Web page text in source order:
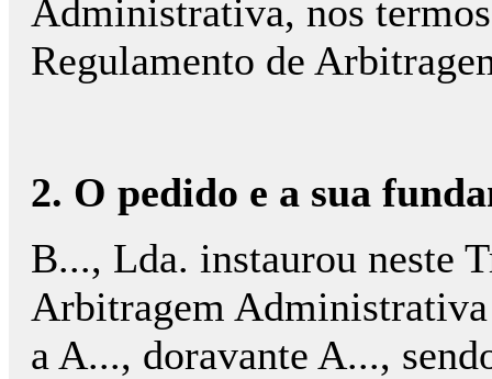
Administrativa, nos
Regulamento de
2. O pedido e a sua
B..., Lda. instaurou neste
Arbitragem
a A..., doravante A...,